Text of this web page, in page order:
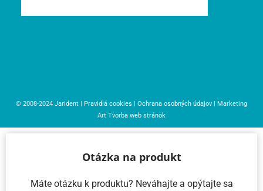
© 2008-2024 Jarident | Pravidlá cookies | Ochrana osobných údajov | Marketing
Art Tvorba web stránok
Otázka na produkt
Máte otázku k produktu? Neváhajte a opýtajte sa